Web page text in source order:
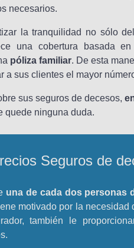
necesarios.
la tranquilidad no sólo
una cobertura basada
póliza familiar. De esta
a sus clientes el mayor
sus seguros de decesos,
quede ninguna duda.
Seguros de
una de cada dos personas
motivado por la necesidad
también le